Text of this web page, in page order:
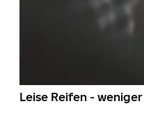
Leise Reifen -